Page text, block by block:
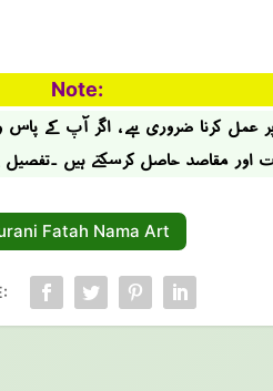
Note:
عمل کرنا ضروری ہے ، اگر آپ کے پاس
اور مقاصد حاصل کرسکتے ہیں ۔تفصیل
Fatah Nama Art